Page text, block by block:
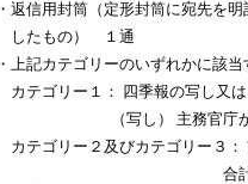
・返信用封筒（定形封筒に宛先を
したもの） １通
・上記カテゴリーのいずれかに該
カテゴリー１： 四季報の写し又
（写し） 主務官庁から設立
カテゴリー２及びカテゴリー３：
合計表（受付印の